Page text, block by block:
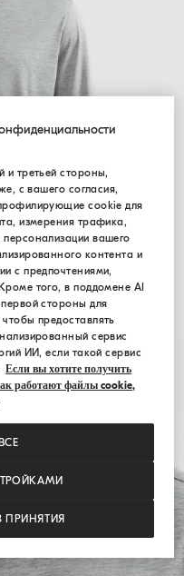
третьей стороны,
с вашего согласия,
cookie для
измерения трафика,
вашего
контента и
с предпочтениями,
того, в поддомене AI
стороны для
предоставлять
сервис
ИИ, если такой сервис
Если вы хотите получить
работают файлы cookie,
ПРИНЯТИЯ